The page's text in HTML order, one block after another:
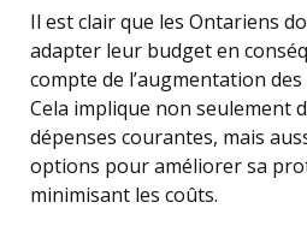
Il est clair que les Ontariens
adapter leur budget en
compte de l’augmentation des
Cela implique non seulement
dépenses courantes, mais
options pour améliorer sa
minimisant les coûts.